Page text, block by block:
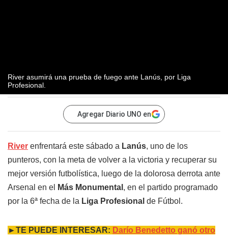
River asumirá una prueba de fuego ante Lanús, por Liga
Profesional.
Agregar Diario UNO en
River enfrentará este sábado a Lanús, uno de los
punteros, con la meta de volver a la victoria y recuperar su
mejor versión futbolística, luego de la dolorosa derrota ante
Arsenal en el
Más Monumental , en el partido programado
por la 6ª fecha de la Liga Profesional de Fútbol.
►TE PUEDE INTERESAR: Darío Benedetto ganó otro